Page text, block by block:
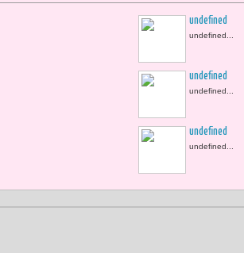
undefined
undefined...
undefined
undefined...
undefined
undefined...